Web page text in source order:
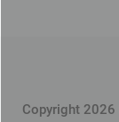
Copyright 2026